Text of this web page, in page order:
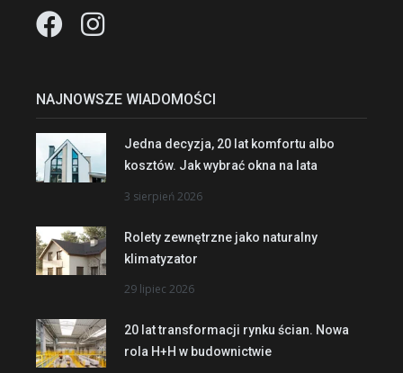
NAJNOWSZE WIADOMOŚCI
Jedna decyzja, 20 lat komfortu albo
kosztów. Jak wybrać okna na lata
3 sierpień 2026
Rolety zewnętrzne jako naturalny
klimatyzator
29 lipiec 2026
20 lat transformacji rynku ścian. Nowa
rola H+H w budownictwie